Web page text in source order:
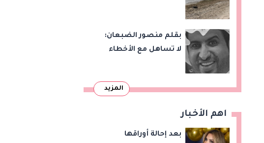
وقت طويل من تعليق
الهند العمل بها
بقلم منصور الضبعان:
لا تساهل مع الأخطاء
المزيد
اهم الأخبار
بعد إحالة أوراقها